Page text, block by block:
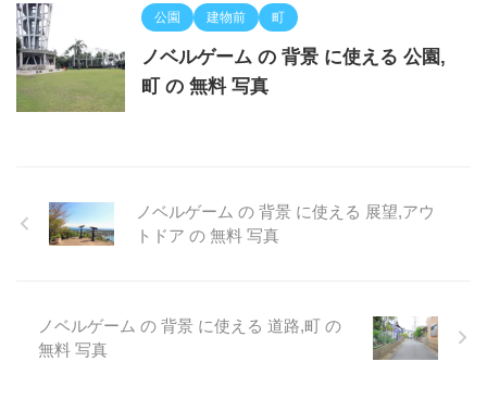
公園 建物前 町
ノベルゲーム の 背景 に使える 公園,
町 の 無料 写真
ノベルゲーム の 背景 に使える 展望,アウ
トドア の 無料 写真
ノベルゲーム の 背景 に使える 道路,町 の
無料 写真